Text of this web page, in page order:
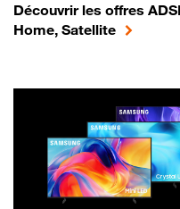
Découvrir les offres
Home, Satellite